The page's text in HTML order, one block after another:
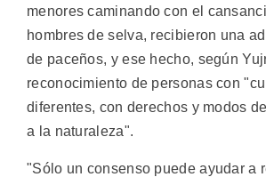
menores caminando con el
hombres de selva, recibieron una
de paceños, y ese hecho, según
reconocimiento de personas con
diferentes, con derechos y modos
a la naturaleza".
"Sólo un consenso puede ayudar a